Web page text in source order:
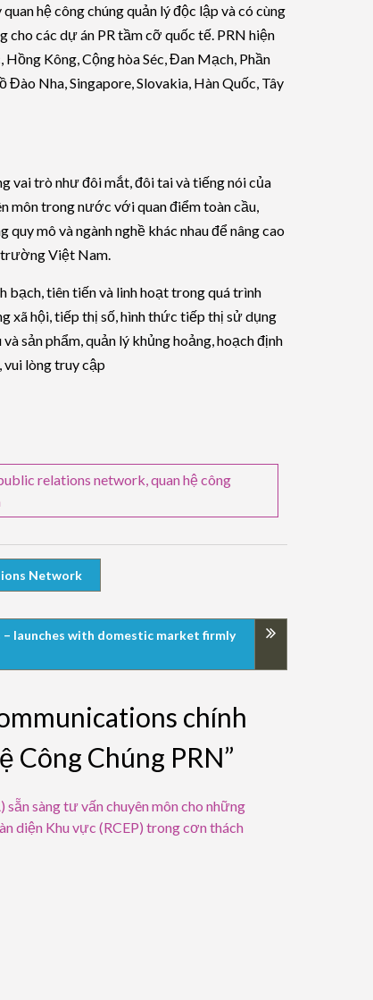
hệ công chúng quản lý độc lập và có cùng
các dự án PR tầm cỡ quốc tế. PRN hiện
Kông, Cộng hòa Séc, Đan Mạch, Phần
Đào Nha, Singapore, Slovakia, Hàn Quốc, Tây
vai trò như đôi mắt, đôi tai và tiếng nói của
môn trong nước với quan điểm toàn cầu,
mô và ngành nghề khác nhau để nâng cao
Việt Nam.
bạch, tiên tiến và linh hoạt trong quá trình
xã hội, tiếp thị số, hình thức tiếp thị sử dụng
sản phẩm, quản lý khủng hoảng, hoạch định
lòng truy cập
relations network quan hệ công
Network
launches with domestic market firmly
chính
Chúng PRN”
sàng tư vấn chuyên môn cho những
diện Khu vực (RCEP) trong cơn thách